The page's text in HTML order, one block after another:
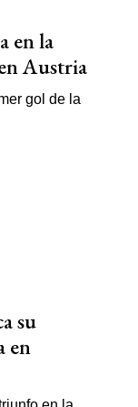
en la
Austria
su
en